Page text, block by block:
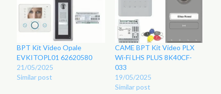
BPT Kit Video Opale
EVKITOPL01 62620580
21/05/2025
Similar post
CAME BPT Kit Video PLX
Wi-Fi LHS PLUS 8K40CF-
033
19/05/2025
Similar post